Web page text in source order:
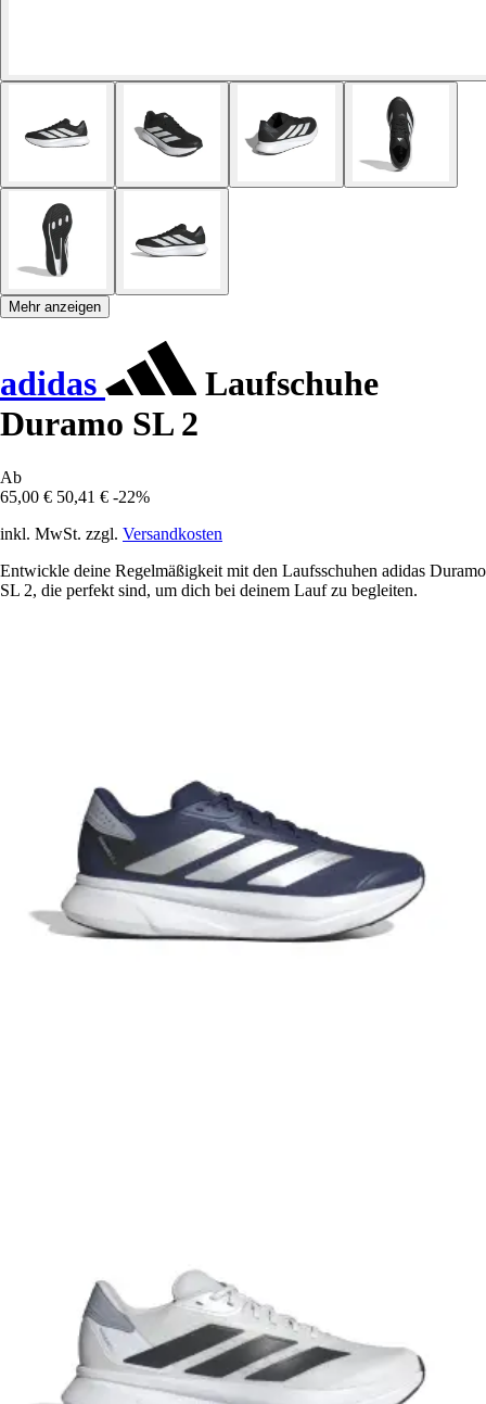
Mehr anzeigen
adidas
Laufschuhe
Duramo SL 2
Ab
65,00 € 50,41 € -22%
inkl. MwSt. zzgl. Versandkosten
Entwickle deine Regelmäßigkeit mit den Laufsschuhen adidas Duramo
SL 2, die perfekt sind, um dich bei deinem Lauf zu begleiten.